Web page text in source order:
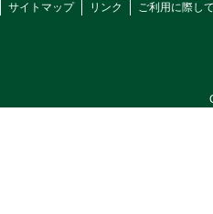
サイトマップ リンク ご利用に際し